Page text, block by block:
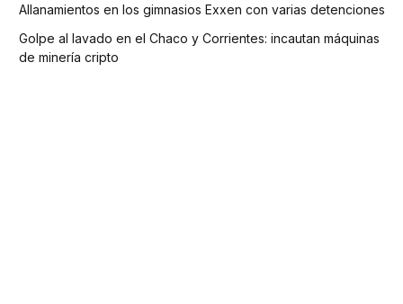
Allanamientos en los gimnasios Exxen con varias detenciones
Golpe al lavado en el Chaco y Corrientes: incautan máquinas
de minería cripto